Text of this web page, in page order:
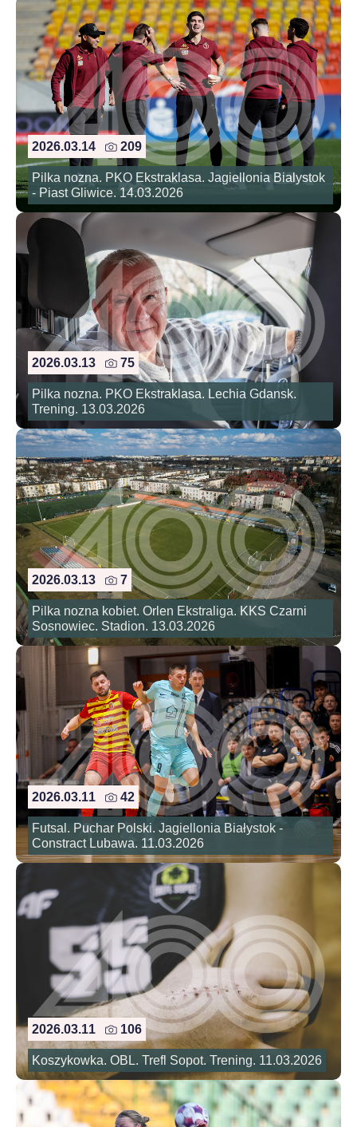
2026.03.14 209
Pilka nozna. PKO Ekstraklasa. Jagiellonia Bialystok
- Piast Gliwice. 14.03.2026
2026.03.13 75
Pilka nozna. PKO Ekstraklasa. Lechia Gdansk.
Trening. 13.03.2026
2026.03.13 7
Pilka nozna kobiet. Orlen Ekstraliga. KKS Czarni
Sosnowiec. Stadion. 13.03.2026
2026.03.11 42
Futsal. Puchar Polski. Jagiellonia Białystok -
Constract Lubawa. 11.03.2026
2026.03.11 106
Koszykowka. OBL. Trefl Sopot. Trening. 11.03.2026